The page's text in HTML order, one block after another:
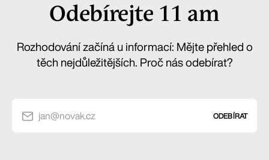
Odebírejte 11 am
Rozhodování začíná u informací: Mějte přehled o
těch nejdůležitějších. Proč nás odebírat?
jan@novak.cz ODEBÍRAT